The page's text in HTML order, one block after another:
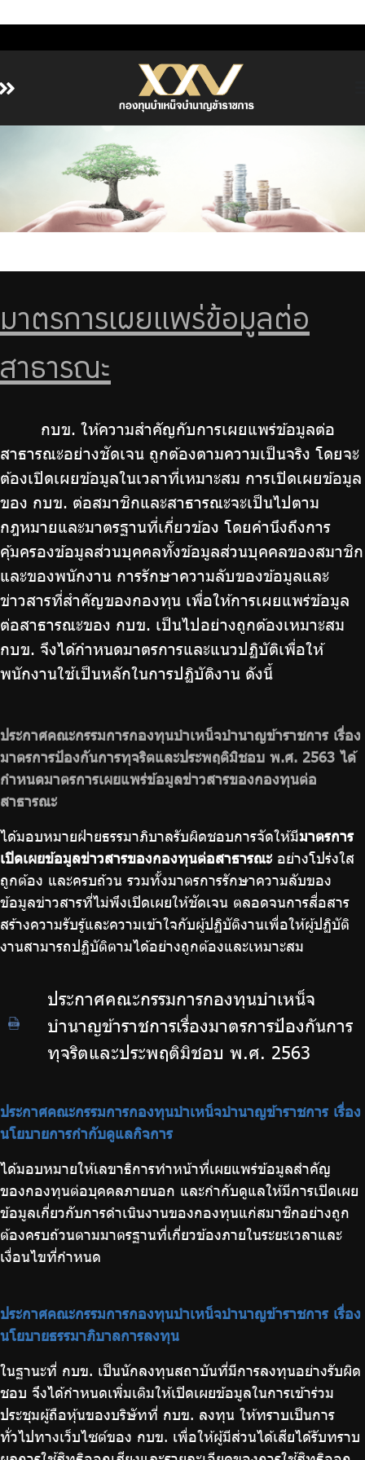
เกี่ยวกับ กบข.
ลงทุน
รายงานผลการดำเนินงาน
จัดซื้อจัดจ้าง
ร่วมงานกับเรา
มาตรการเผยแพร่ข้อมูลต่อ
สาธารณะ
กบข. ให้ความสำคัญกับการเผยแพร่ข้อมูลต่อ
สาธารณะอย่างชัดเจน ถูกต้องตามความเป็นจริง โดยจะ
ต้องเปิดเผยข้อมูลในเวลาที่เหมาะสม การเปิดเผยข้อมูล
ของ กบข. ต่อสมาชิกและสาธารณะจะเป็นไปตาม
กฎหมายและมาตรฐานที่เกี่ยวข้อง โดยคำนึงถึงการ
คุ้มครองข้อมูลส่วนบุคคลทั้งข้อมูลส่วนบุคคลของสมาชิก
และของพนักงาน การรักษาความลับของข้อมูลและ
ข่าวสารที่สำคัญของกองทุน เพื่อให้การเผยแพร่ข้อมูล
ต่อสาธารณะของ กบข. เป็นไปอย่างถูกต้องเหมาะสม
กบข. จึงได้กำหนดมาตรการและแนวปฏิบัติเพื่อให้
พนักงานใช้เป็นหลักในการปฏิบัติงาน ดังนี้
ประกาศคณะกรรมการกองทุนบำเหน็จบำนาญข้าราชการ เรื่อง
มาตรการป้องกันการทุจริตและประพฤติมิชอบ พ.ศ. 2563 ได้
กำหนดมาตรการเผยแพร่ข้อมูลข่าวสารของกองทุนต่อ
สาธารณะ
ได้มอบหมายฝ่ายธรรมาภิบาลรับผิดชอบการจัดให้มีมาตรการ
เปิดเผยข้อมูลข่าวสารของกองทุนต่อสาธารณะอย่างโปร่งใส
ถูกต้อง และครบถ้วน รวมทั้งมาตรการรักษาความลับของ
ข้อมูลข่าวสารที่ไม่พึงเปิดเผยให้ชัดเจน ตลอดจนการสื่อสาร
สร้างความรับรู้และความเข้าใจกับผู้ปฏิบัติงานเพื่อให้ผู้ปฏิบัติ
งานสามารถปฏิบัติตามได้อย่างถูกต้องและเหมาะสม
ประกาศคณะกรรมการกองทุนบำเหน็จ
บำนาญข้าราชการเรื่องมาตรการป้องกันการ
ทุจริตและประพฤติมิชอบ พ.ศ. 2563
ประกาศคณะกรรมการกองทุนบำเหน็จบำนาญข้าราชการ เรื่อง
นโยบายการกำกับดูแลกิจการ
ได้มอบหมายให้เลขาธิการทำหน้าที่เผยแพร่ข้อมูลสำคัญ
ของกองทุนต่อบุคคลภายนอก และกำกับดูแลให้มีการเปิดเผย
ข้อมูลเกี่ยวกับการดำเนินงานของกองทุนแก่สมาชิกอย่างถูก
ต้องครบถ้วนตามมาตรฐานที่เกี่ยวข้องภายในระยะเวลาและ
เงื่อนไขที่กำหนด
ประกาศคณะกรรมการกองทุนบำเหน็จบำนาญข้าราชการ เรื่อง
นโยบายธรรมาภิบาลการลงทุน
ในฐานะที่ กบข. เป็นนักลงทุนสถาบันที่มีการลงทุนอย่างรับผิด
ชอบ จึงได้กำหนดเพิ่มเติมให้เปิดเผยข้อมูลในการเข้าร่วม
ประชุมผู้ถือหุ้นของบริษัทที่ กบข. ลงทุน ให้ทราบเป็นการ
ทั่วไปทางเว็บไซต์ของ กบข. เพื่อให้ผู้มีส่วนได้เสียได้รับทราบ